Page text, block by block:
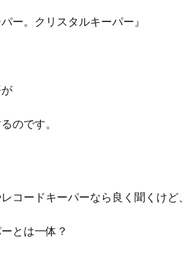
ー。クリスタルキーパー』
のです。
コードキーパーなら良く聞くけど、
とは一体？